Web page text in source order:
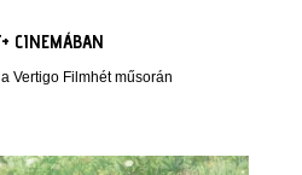
CINEMÁBAN
Vertigo Filmhét műsorán